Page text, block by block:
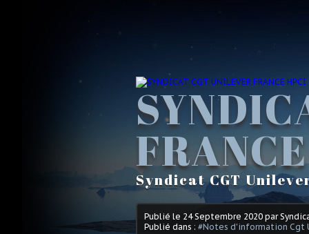
Syndicat CGT
Publié le 24 Septembre 2020 par
Publié dans : #Notes d'information Cgt